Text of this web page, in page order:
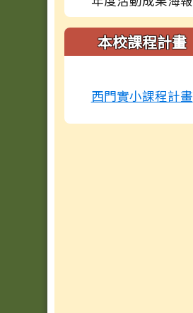
本校課程計畫
西門實小課程計畫